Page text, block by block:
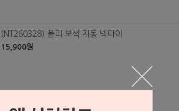
(NT260328) 폴리 보석 자동 넥타이
15,900원